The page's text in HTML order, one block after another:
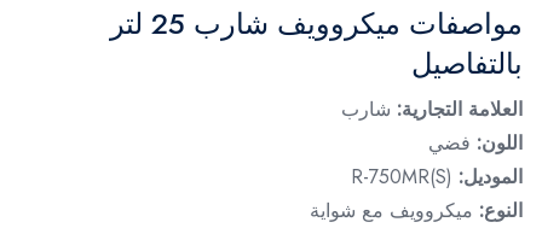
مواصفات ميكروويف شارب 25 لتر
بالتفاصيل
العلامة التجارية: شارب
اللون: فضي
الموديل:
النوع: ميكروويف مع شواية